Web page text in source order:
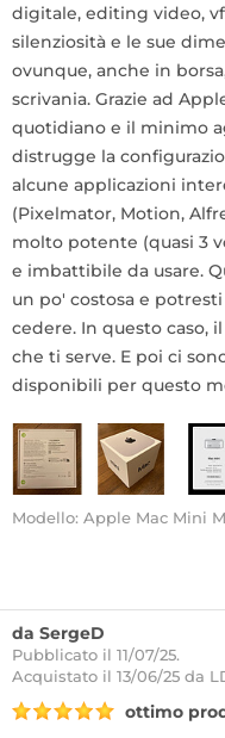
digitale, editing video,
silenziosità e le sue
ovunque, anche in
scrivania. Grazie ad
quotidiano e il minimo
distrugge la
alcune applicazioni
(Pixelmator, Motion,
molto potente (quasi 3
e imbattibile da usare.
un po' costosa e
cedere. In questo caso,
che ti serve. E poi ci
disponibili per questo
Modello: Apple Mac Mini
da SergeD
Pubblicato il 11/07/25.
Acquistato il 13/06/25 da
ottimo